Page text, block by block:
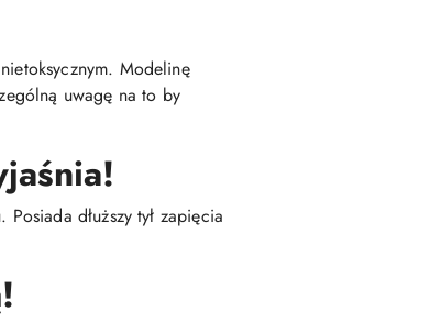
Modelinę
uwagę na to by
dłuższy tył zapięcia